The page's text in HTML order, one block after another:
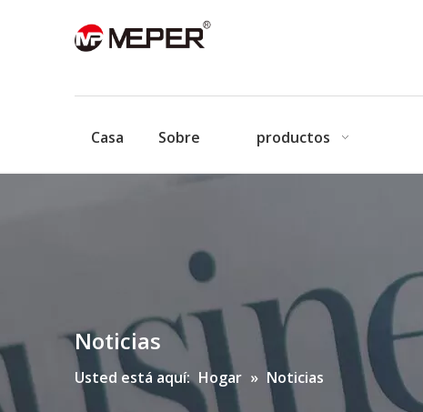
Casa Sobre productos
Noticias
Usted está aquí: Hogar » Noticias